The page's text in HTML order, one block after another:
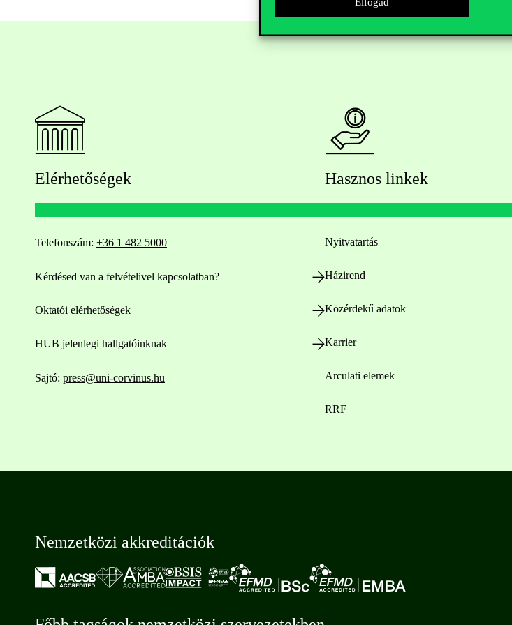
Elérhetőségek
Telefonszám: +36 1 482 5000
Kérdésed van a felvételivel kapcsolatban?
Oktatói elérhetőségek
HUB jelenlegi hallgatóinknak
Sajtó: press@uni-corvinus.hu
Hasznos linkek
Nyitvatartás
Házirend
Közérdekű adatok
Karrier
Arculati elemek
RRF
Nemzetközi akkreditációk